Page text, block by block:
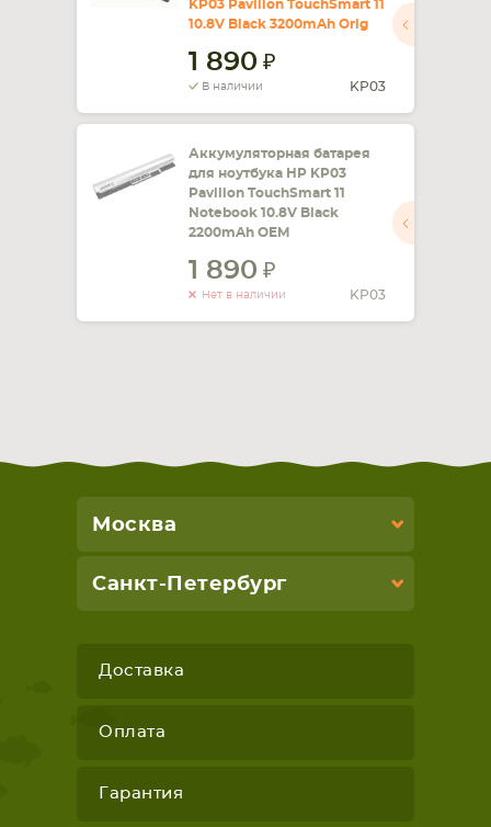
KP03 Pavilion TouchSmart 11
10.8V Black 3200mAh Orig
1 890
В наличии KP03
Аккумуляторная батарея
для ноутбука HP KP03
Pavilion TouchSmart 11
Notebook 10.8V Black
2200mAh OEM
1 890
Нет в наличии KP03
Москва
Санкт-Петербург
Доставка
Оплата
Гарантия